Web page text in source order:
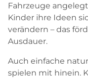
Fahrzeuge
Kinder ihre Ideen
verändern – das
Ausdauer.
Auch einfache
spielen mit hinein.